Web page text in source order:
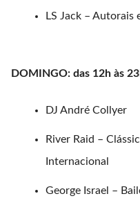
LS Jack – Autorais
DOMINGO: das 12h às
DJ André Collyer ⁣
River Raid –
Internacional ⁣
George Israel –